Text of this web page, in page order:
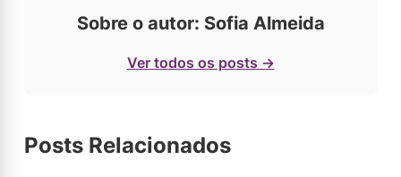
Sobre o autor: Sofia Almeida
Ver todos os posts →
Posts Relacionados